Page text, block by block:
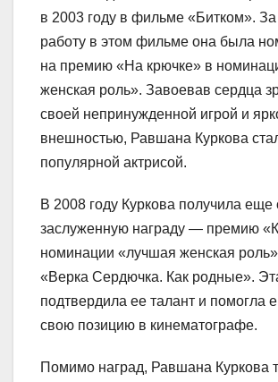
в 2003 году в фильме «Битком».
работу в этом фильме она была
на премию «На крючке» в
женская роль». Завоевав сердца
своей непринужденной игрой и
внешностью, Равшана Куркова
популярной актрисой.
В 2008 году Куркова получила еще
заслуженную награду — премию
номинации «лучшая женская
«Верка Сердючка. Как родные».
подтвердила ее талант и помогла
свою позицию в кинематографе.
Помимо наград, Равшана Куркова